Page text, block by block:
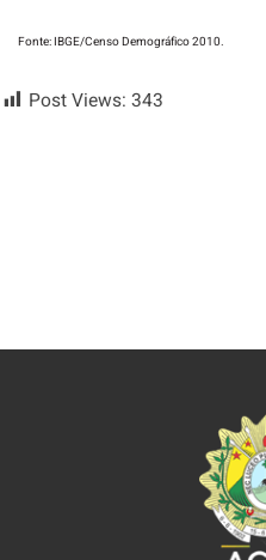
Fonte: IBGE/Censo Demográfico 2010.
Post Views: 343